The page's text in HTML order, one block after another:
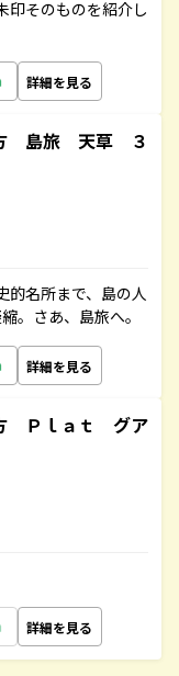
印そのものを紹介し
詳細を見る
島旅 天草 ３
的名所まで、島の人
。さあ、島旅へ。
詳細を見る
Ｐｌａｔ グア
詳細を見る